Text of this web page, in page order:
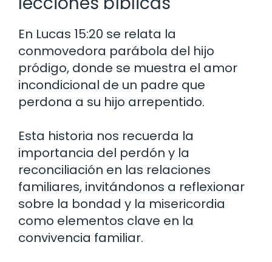
En Lucas 15:20 se relata la
conmovedora parábola del hijo
pródigo, donde se muestra el amor
incondicional de un padre que
perdona a su hijo arrepentido.
Esta historia nos recuerda la
importancia del perdón y la
reconciliación en las relaciones
familiares, invitándonos a reflexionar
sobre la bondad y la misericordia
como elementos clave en la
convivencia familiar.